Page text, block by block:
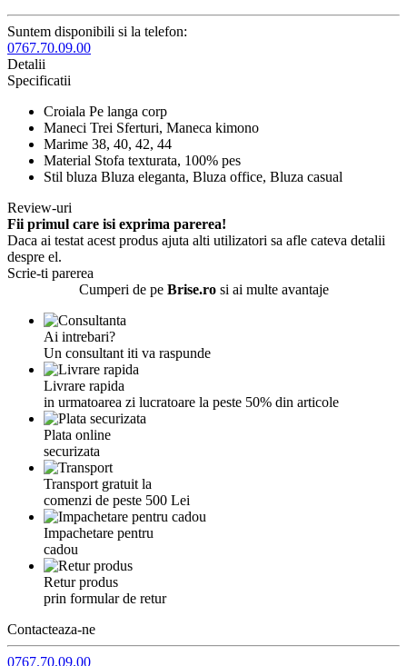
Suntem disponibili si la telefon:
0767.70.09.00
Detalii
Specificatii
Croiala Pe langa corp
Maneci Trei Sferturi, Maneca kimono
Marime 38, 40, 42, 44
Material Stofa texturata, 100% pes
Stil bluza Bluza eleganta, Bluza office, Bluza casual
Review-uri
Fii primul care isi exprima parerea!
Daca ai testat acest produs ajuta alti utilizatori sa afle cateva detalii
despre el.
Scrie-ti parerea
Cumperi de pe Brise.rosi ai multe avantaje
Ai intrebari?
Un consultant iti va raspunde
Livrare rapida
in urmatoarea zi lucratoare la peste 50% din articole
Plata online
securizata
Transport gratuit la
comenzi de peste 500 Lei
Impachetare pentru
cadou
Retur produs
prin formular de retur
Contacteaza-ne
0767.70.09.00